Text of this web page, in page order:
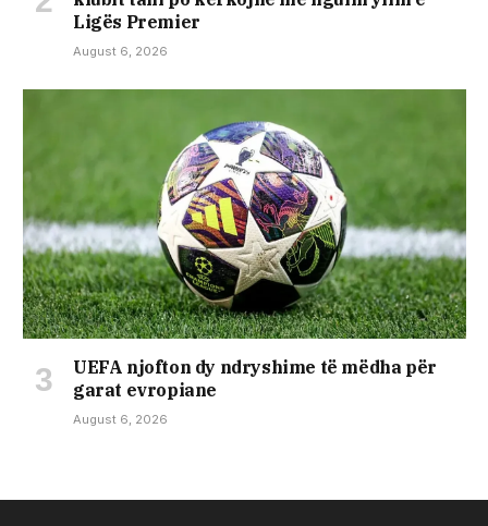
Ligës Premier
August 6, 2026
UEFA njofton dy ndryshime të mëdha për
garat evropiane
August 6, 2026